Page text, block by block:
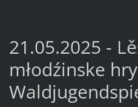
21.05.2025 -
młodźinske